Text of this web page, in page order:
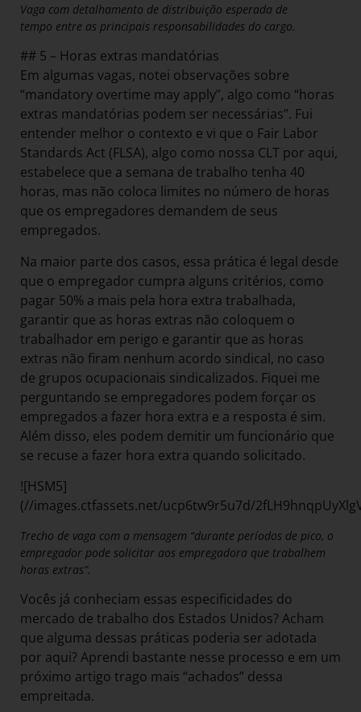
Vaga com detalhamento de distribuição esperada de
tempo entre as principais responsabilidades do cargo.
## 5 – Horas extras mandatórias
Em algumas vagas, notei observações sobre
“mandatory overtime may apply”, algo como “horas
extras mandatórias podem ser necessárias”. Fui
entender melhor o contexto e vi que o Fair Labor
Standards Act (FLSA), algo como nossa CLT por aqui,
estabelece que a semana de trabalho tenha 40
horas, mas não coloca limites no número de horas
que os empregadores demandem de seus
empregados.
Na maior parte dos casos, essa prática é legal desde
que o empregador cumpra alguns critérios, como
pagar 50% a mais pela hora extra trabalhada,
garantir que as horas extras não coloquem o
trabalhador em perigo e garantir que as horas
extras não firam nenhum acordo sindical, no caso
de grupos ocupacionais sindicalizados. Fiquei me
perguntando se empregadores podem forçar os
empregados a fazer hora extra e a resposta é sim.
Além disso, eles podem demitir um funcionário que
se recuse a fazer hora extra quando solicitado.
![HSM5]
(//images.ctfassets.net/ucp6tw9r5u7d/
Trecho de vaga com a mensagem “durante períodos de pico, o
empregador pode solicitar aos empregadora que trabalhem
horas extras”.
Vocês já conheciam essas especificidades do
mercado de trabalho dos Estados Unidos? Acham
que alguma dessas práticas poderia ser adotada
por aqui? Aprendi bastante nesse processo e em um
próximo artigo trago mais “achados” dessa
empreitada.